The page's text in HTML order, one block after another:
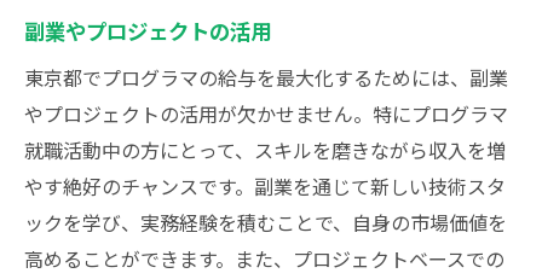
副業やプロジェクトの活用
東京都でプログラマの給与を最大化するためには、副業
やプロジェクトの活用が欠かせません。特にプログラマ
就職活動中の方にとって、スキルを磨きながら収入を増
やす絶好のチャンスです。副業を通じて新しい技術スタ
ックを学び、実務経験を積むことで、自身の市場価値を
高めることができます。また、プロジェクトベースでの